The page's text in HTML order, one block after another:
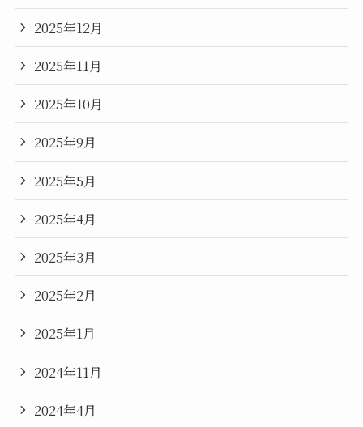
2025年12月
2025年11月
2025年10月
2025年9月
2025年5月
2025年4月
2025年3月
2025年2月
2025年1月
2024年11月
2024年4月